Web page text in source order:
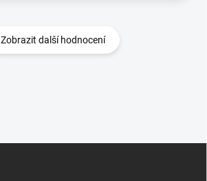
Zobrazit další hodnocení